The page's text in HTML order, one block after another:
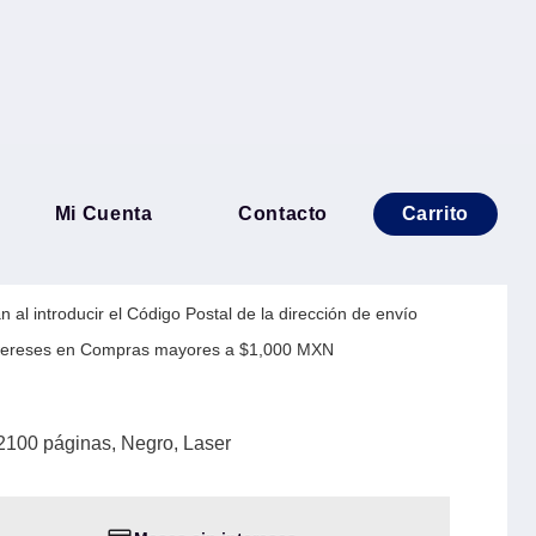
Mi Cuenta Contacto Carrito
128 - 2100 páginas,
al introducir el Código Postal de la dirección de envío
en Compras mayores a $1,000 MXN
páginas, Negro, Laser